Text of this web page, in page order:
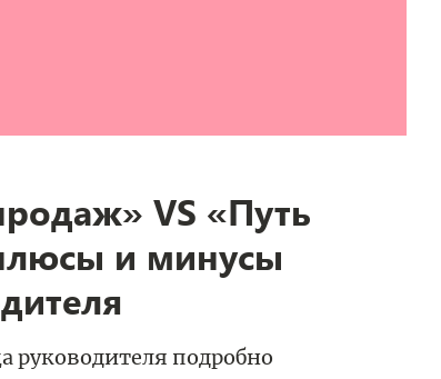
VS «Путь
и минусы
руководителя подробно